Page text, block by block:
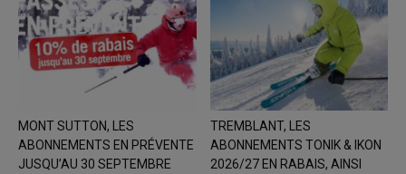
MONT SUTTON, LES
ABONNEMENTS EN PRÉVENTE
JUSQU’AU 30 SEPTEMBRE
TREMBLANT, LES
ABONNEMENTS TONIK & IKON
2026/27 EN RABAIS, AINSI